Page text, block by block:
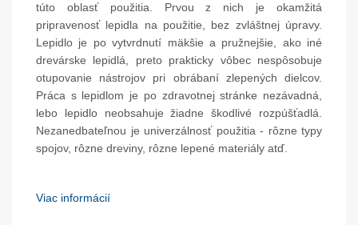
túto oblasť použitia. Prvou z nich je okamžitá
pripravenosť lepidla na použitie, bez zvláštnej úpravy.
Lepidlo je po vytvrdnutí mäkšie a pružnejšie, ako iné
drevárske lepidlá, preto prakticky vôbec nespôsobuje
otupovanie nástrojov pri obrábaní zlepených dielcov.
Práca s lepidlom je po zdravotnej stránke nezávadná,
lebo lepidlo neobsahuje žiadne škodlivé rozpúšťadlá.
Nezanedbateľnou je univerzálnosť použitia - rôzne typy
spojov, rôzne dreviny, rôzne lepené materiály atď.
Viac informácií